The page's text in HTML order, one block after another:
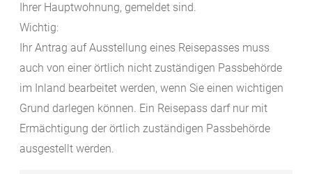
Ihrer Hauptwohnung, gemeldet sind.
Wichtig:
Ihr Antrag auf Ausstellung eines Reisepasses muss
auch von einer örtlich nicht zuständigen Passbehörde
im Inland bearbeitet werden, wenn Sie einen wichtigen
Grund darlegen können. Ein Reisepass darf nur mit
Ermächtigung der örtlich zuständigen Passbehörde
ausgestellt werden.